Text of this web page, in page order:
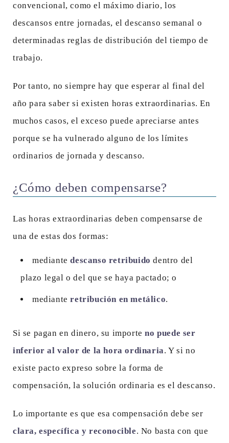
convencional, como el máximo diario, los
descansos entre jornadas, el descanso semanal o
determinadas reglas de distribución del tiempo de
trabajo.
Por tanto, no siempre hay que esperar al final del
año para saber si existen horas extraordinarias. En
muchos casos, el exceso puede apreciarse antes
porque se ha vulnerado alguno de los límites
ordinarios de jornada y descanso.
¿Cómo deben compensarse?
Las horas extraordinarias deben compensarse de
una de estas dos formas:
mediantedescanso retribuido dentro del
plazo legal o del que se haya pactado; o
medianteretribución en metálico.
Si se pagan en dinero, su importeno puede ser
inferior al valor de la hora ordinaria. Y si no
existe pacto expreso sobre la forma de
compensación, la solución ordinaria es el descanso.
Lo importante es que esa compensación debe ser
clara, específica y reconocible. No basta con que